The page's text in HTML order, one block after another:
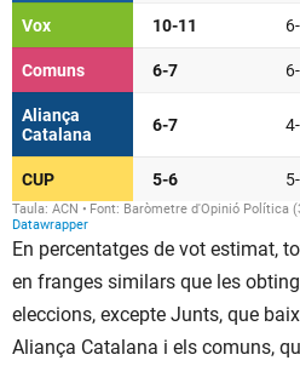
En percentatges de vot estimat,
en franges similars que les
eleccions, excepte Junts, que
Aliança Catalana i els comuns,